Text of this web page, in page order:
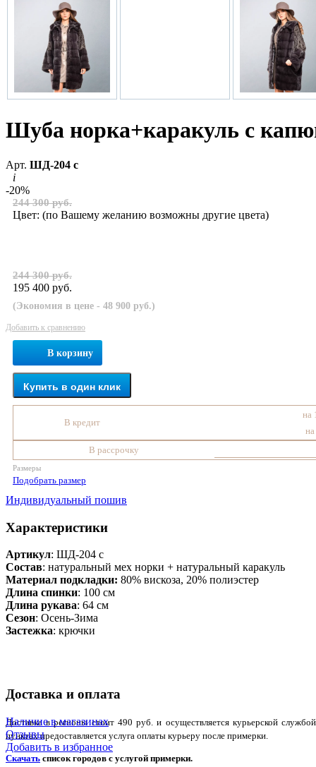
Шуба норка+каракуль с
Арт. ШД-204 с
i
-20%
244 300 руб.
Цвет: (по Вашему желанию возможны другие цвета)
244 300 руб.
195 400 руб.
(Экономия в цене - 48 900 руб.)
Добавить к сравнению
В корзину
Купить в один клик
В кредит
на
В рассрочку
Размеры
Подобрать размер
Индивидуальный пошив
Характеристики
Артикул: ШД-204 с
Состав: натуральный мех норки + натуральный каракуль
Материал подкладки: 80% вискоза, 20% полиэстер
Длина спинки: 100 см
Длина рукава: 64 см
Сезон: Осень-Зима
Застежка: крючки
Доставка и оплата
Доставка в регионы стоит 490 руб. и осуществляется курьерской
пунктах предоставляется услуга оплаты курьеру после примерки.
Скачать список городов с услугой примерки.
Наличие в магазинах
Отзывы
Добавить в избранное